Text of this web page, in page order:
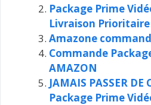
Package Prime
Livraison Prioritaire
Amazone
Commande
AMAZON
JAMAIS PASSER
Package Prime